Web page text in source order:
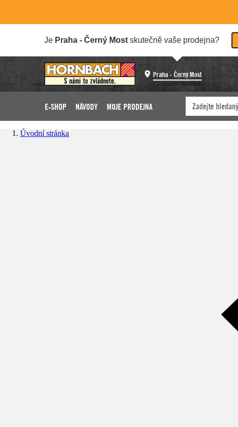
Je Praha - Černý Most skutečně vaše prodejna?
Praha - Černý Most
E-SHOP NÁVODY MOJE PRODEJNA
Úvodní stránka